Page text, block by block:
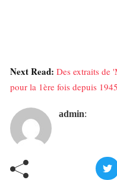
Next Read: Des extraits de
pour la 1ère fois depuis
admin: